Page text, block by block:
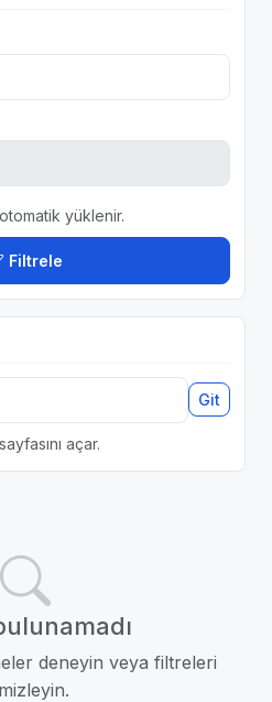
yüklenir.
Filtrele
Git
açar.
deneyin veya filtreleri